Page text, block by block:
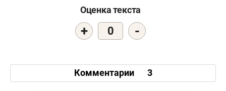
Оценка текста
+ 0 -
Комментарии 3